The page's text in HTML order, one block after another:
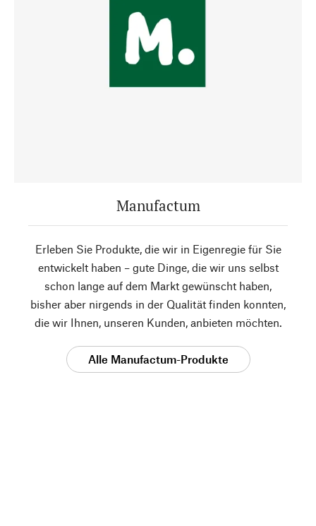
Manufactum
Erleben Sie Produkte, die wir in Eigenregie für Sie
entwickelt haben – gute Dinge, die wir uns selbst
schon lange auf dem Markt gewünscht haben,
bisher aber nirgends in der Qualität finden konnten,
die wir Ihnen, unseren Kunden, anbieten möchten.
Alle Manufactum-Produkte